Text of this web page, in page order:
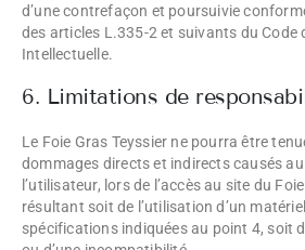
d’une contrefaçon et poursuivie
des articles L.335-2 et suivants du Code
Intellectuelle.
6. Limitations de
Le Foie Gras Teyssier ne pourra être
dommages directs et indirects causés
l’utilisateur, lors de l’accès au site du
résultant soit de l’utilisation d’un
spécifications indiquées au point 4, soit